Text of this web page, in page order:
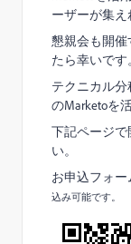
ーザーが集え
懇親会も開
たら幸いです
テクニカル分
のMarketoを
下記ページで
い。
お申込フォー
込み可能です。